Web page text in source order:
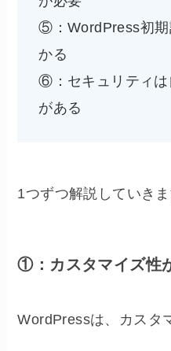
⑤：WordPress初期
かる
⑥：セキュリティは
がある
1つずつ解説していきま
①：カスタマイズ性
WordPressは、カスタ